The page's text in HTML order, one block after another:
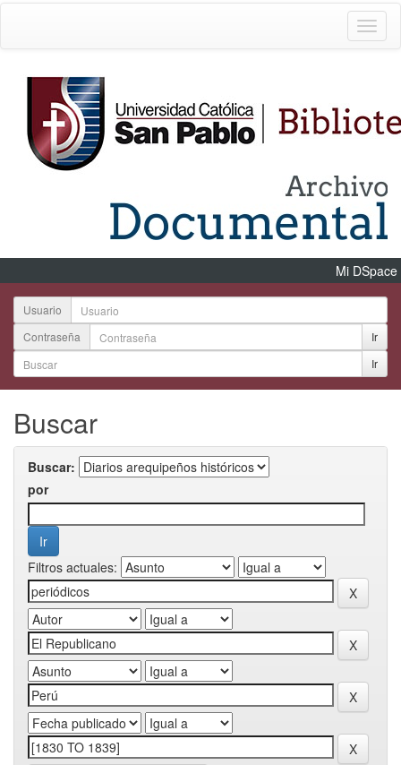
Mi DSpace
Usuario
Contraseña
Ir
Ir
Buscar
Buscar:
por
Filtros actuales: